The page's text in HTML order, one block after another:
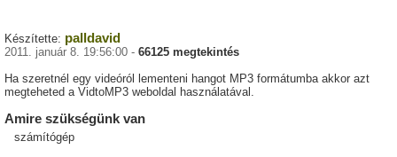
Készítette: palldavid
2011. január 8. 19:56:00 - 66125 megtekintés
Ha szeretnél egy videóról lementeni hangot MP3 formátumba akkor azt
megteheted a VidtoMP3 weboldal használatával.
Amire szükségünk van
számítógép